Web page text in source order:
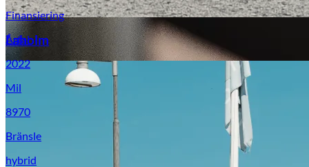
Laholm
Finansiering
Årtal
2022
Mil
8970
Bränsle
hybrid